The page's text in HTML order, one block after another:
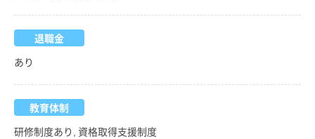
退職金
あり
教育体制
研修制度あり, 資格取得支援制度